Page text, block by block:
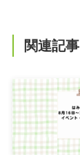
関連記事